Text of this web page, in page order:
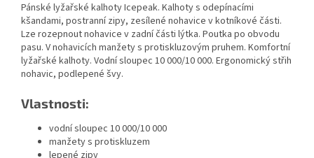
Pánské lyžařské kalhoty Icepeak. Kalhoty s odepínacími
kšandami, postranní zipy, zesílené nohavice v kotníkové části.
Lze rozepnout nohavice v zadní části lýtka. Poutka po obvodu
pasu. V nohavicích manžety s protiskluzovým pruhem. Komfortní
lyžařské kalhoty. Vodní sloupec 10 000/10 000. Ergonomický střih
nohavic, podlepené švy.
Vlastnosti:
vodní sloupec 10 000/10 000
manžety s protiskluzem